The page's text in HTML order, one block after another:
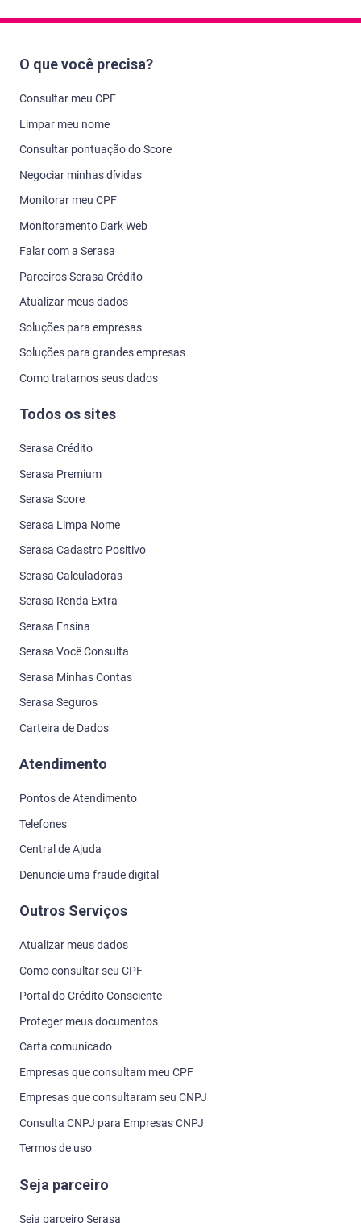
O que você precisa?
Consultar meu CPF
Limpar meu nome
Consultar pontuação do Score
Negociar minhas dívidas
Monitorar meu CPF
Monitoramento Dark Web
Falar com a Serasa
Parceiros Serasa Crédito
Atualizar meus dados
Soluções para empresas
Soluções para grandes empresas
Como tratamos seus dados
Todos os sites
Serasa Crédito
Serasa Premium
Serasa Score
Serasa Limpa Nome
Serasa Cadastro Positivo
Serasa Calculadoras
Serasa Renda Extra
Serasa Ensina
Serasa Você Consulta
Serasa Minhas Contas
Serasa Seguros
Carteira de Dados
Atendimento
Pontos de Atendimento
Telefones
Central de Ajuda
Denuncie uma fraude digital
Outros Serviços
Atualizar meus dados
Como consultar seu CPF
Portal do Crédito Consciente
Proteger meus documentos
Carta comunicado
Empresas que consultam meu CPF
Empresas que consultaram seu CNPJ
Consulta CNPJ para Empresas CNPJ
Termos de uso
Seja parceiro
Seja parceiro Serasa